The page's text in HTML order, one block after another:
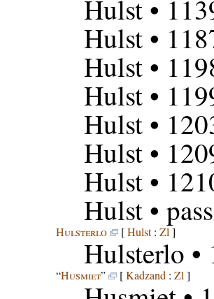
Hulst•
Hulst•
Hulst•
Hulst•
Hulst•
Hulst•
Hulst•
Hulst•
Hulsterlo [Hulst: Zl ]
Hulsterlo •
“Husmiet” [Kadzand : Zl ]